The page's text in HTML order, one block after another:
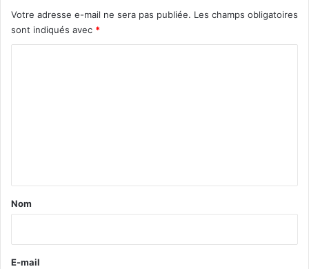
Votre adresse e-mail ne sera pas publiée. Les champs obligatoires
sont indiqués avec *
a
e
Nom
E-mail